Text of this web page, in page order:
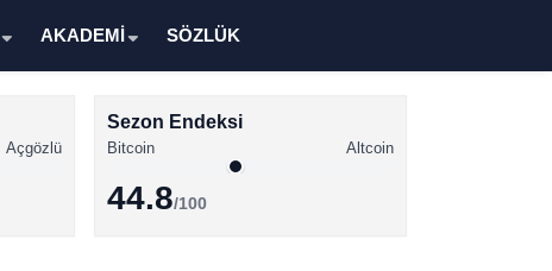
AKADEMİ SÖZLÜK
Açgözlü
Sezon Endeksi
Bitcoin Altcoin
44.8/100